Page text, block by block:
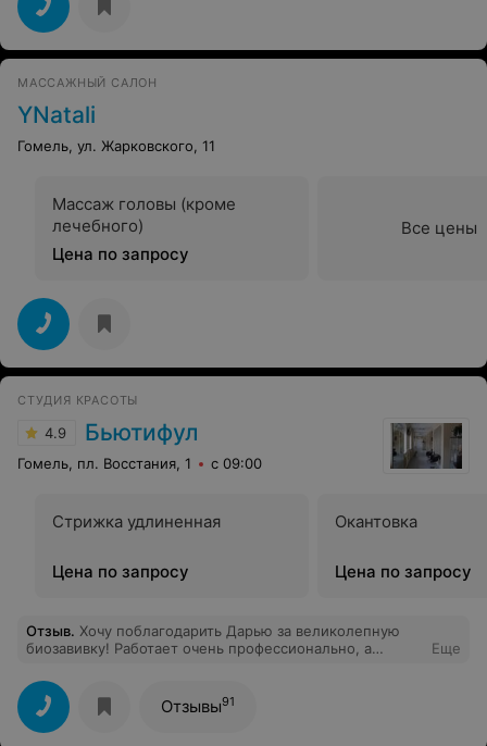
МАССАЖНЫЙ САЛОН
YNatali
Гомель, ул. Жарковского, 11
Массаж головы (кроме
лечебного)
Цена по запросу
Все цены
СТУДИЯ КРАСОТЫ
4.9 Бьютифул
Гомель, пл. Восстания, 1 с 09:00
Стрижка удлиненная
Цена по запросу
Окантовка
Цена по запросу
Отзыв. Хочу поблагодарить Дарью за великолепную
биозавивку! Работает очень профессионально, а
приветливое отношение создаёт атмосферу уюта.
Рекомендую!
Еще
Отзывы91